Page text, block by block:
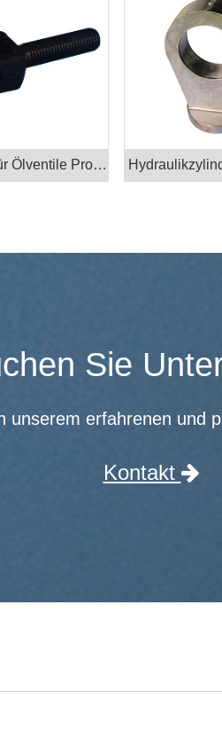
Zubehör für Ölventile Produkte
Sie
unserem erfahrenen und
Kontakt